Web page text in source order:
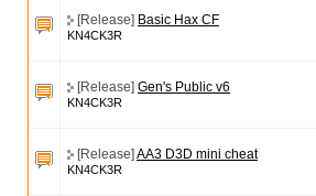
[Release] Basic Hax CF
KN4CK3R
[Release] Gen's Public v6
KN4CK3R
[Release] AA3 D3D mini cheat
KN4CK3R